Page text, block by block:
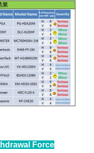
Force